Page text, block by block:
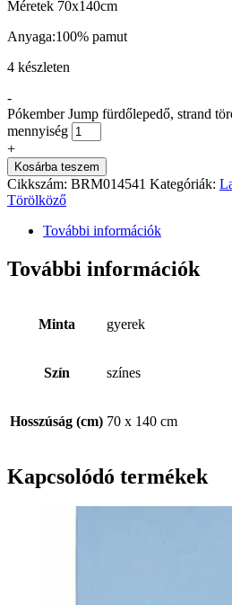
Méretek 70x140cm
Anyaga:100% pamut
4 készleten
-
Pókember Jump fürdőlepedő, strand
mennyiség
+
Kosárba teszem
Cikkszám: BRM014541 Kategóriák:
Törölköző
További információk
További információk
Minta gyerek
Szín színes
Hosszúság (cm) 70 x 140 cm
Kapcsolódó termékek